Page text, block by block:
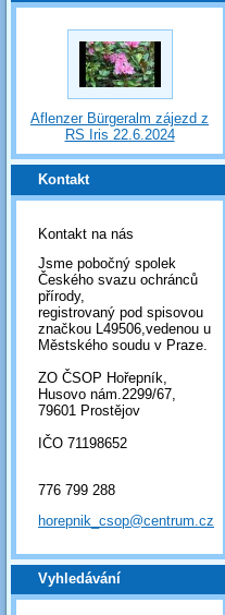
Aflenzer Bürgeralm zájezd z
RS Iris 22.6.2024
Kontakt
Kontakt na nás
Jsme pobočný spolek
Českého svazu ochránců
přírody,
registrovaný pod spisovou
značkou L49506,vedenou u
Městského soudu v Praze.
ZO ČSOP Hořepník,
Husovo nám.2299/67,
79601 Prostějov
IČO 71198652
776 799 288
horepnik_csop@centrum.cz
Vyhledávání